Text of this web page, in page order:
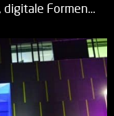
Formen…